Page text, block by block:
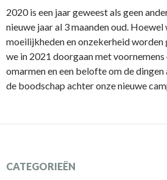
2020 is een jaar geweest als geen
nieuwe jaar al 3 maanden oud.
moeilijkheden en onzekerheid
we in 2021 doorgaan met
omarmen en een belofte om de
de boodschap achter onze nieuwe
CATEGORIEËN